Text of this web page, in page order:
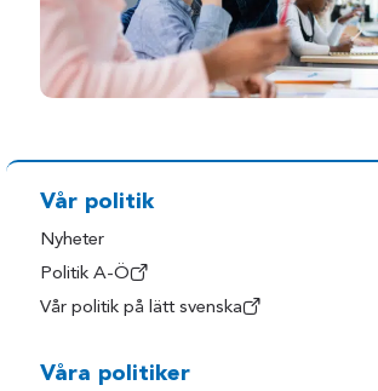
Vår politik
Nyheter
Politik A-Ö
Vår politik på lätt svenska
Våra politiker